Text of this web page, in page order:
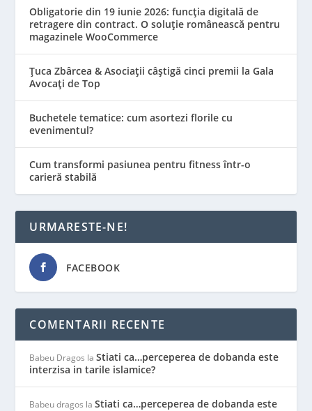
Obligatorie din 19 iunie 2026: funcția digitală de
retragere din contract. O soluție românească pentru
magazinele WooCommerce
Țuca Zbârcea & Asociații câștigă cinci premii la Gala
Avocați de Top
Buchetele tematice: cum asortezi florile cu
evenimentul?
Cum transformi pasiunea pentru fitness într-o
carieră stabilă
URMARESTE-NE!
FACEBOOK
COMENTARII RECENTE
Babeu Dragos laStiati ca…perceperea de dobanda este
interzisa in tarile islamice?
Babeu dragos laStiati ca…perceperea de dobanda este